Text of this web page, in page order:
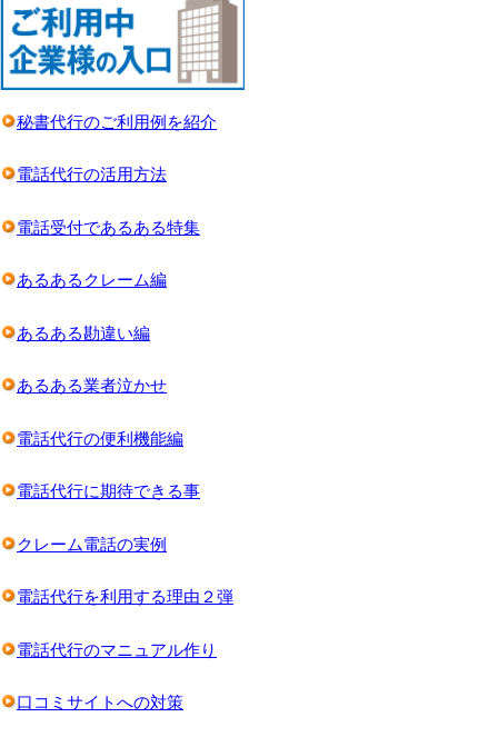
秘書代行のご利用例を紹介
電話代行の活用方法
電話受付であるある特集
あるあるクレーム編
あるある勘違い編
あるある業者泣かせ
電話代行の便利機能編
電話代行に期待できる事
クレーム電話の実例
電話代行を利用する理由２弾
電話代行のマニュアル作り
口コミサイトへの対策